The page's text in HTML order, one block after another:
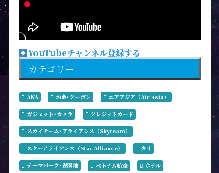
YouTubeチャンネル登録する
カテゴリー
ANA お金･クーポン エアアジア（Air Asia）
ガジェット･カメラ クレジットカード
スカイチーム･アライアンス（Skyteam）
スターアライアンス（Star Alliance） タイ
テーマパーク･遊園地 ベトナム航空 ホテル